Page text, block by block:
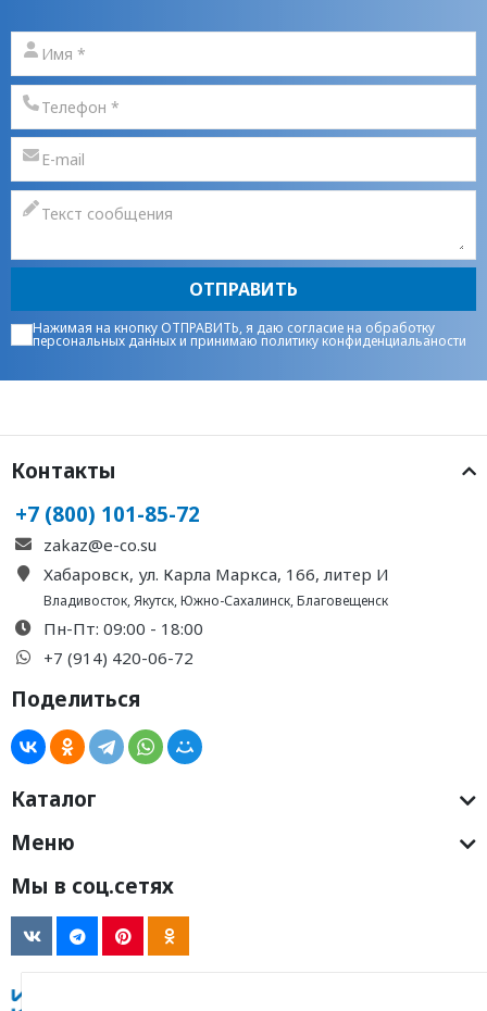
ОТПРАВИТЬ
Нажимая на кнопку ОТПРАВИТЬ, я даю согласие на обработку
персональных данныхи принимаю политику конфиденциальаности
Контакты
+7 (800) 101-85-72
zakaz@e-co.su
Хабаровск, ул. Карла Маркса, 166, литер И
Владивосток,Якутск,Южно-Сахалинск,Благовещенск
Пн-Пт: 09:00 - 18:00
+7 (914) 420-06-72
Поделиться
Каталог
Меню
Мы в соц.сетях